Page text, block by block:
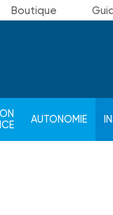
Boutique
AUTONOMIE